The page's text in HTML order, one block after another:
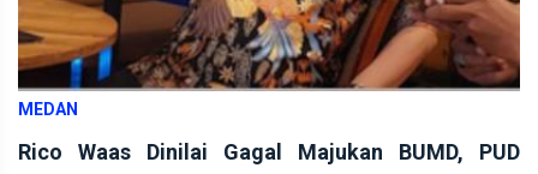
MEDAN
Rico Waas Dinilai Gagal Majukan BUMD, PUD